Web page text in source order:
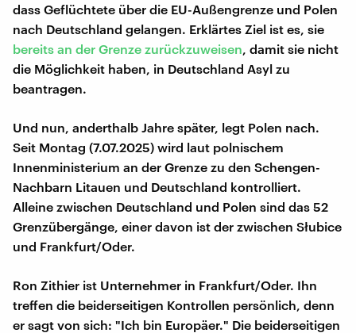
dass Geflüchtete über die EU-Außengrenze und Polen
nach Deutschland gelangen. Erklärtes Ziel ist es, sie
bereits an der Grenze zurückzuweisen , damit sie nicht
die Möglichkeit haben, in Deutschland Asyl zu
beantragen.
Und nun, anderthalb Jahre später, legt Polen nach.
Seit Montag (7.07.2025) wird laut polnischem
Innenministerium an der Grenze zu den Schengen-
Nachbarn Litauen und Deutschland kontrolliert.
Alleine zwischen Deutschland und Polen sind das 52
Grenzübergänge, einer davon ist der zwischen Słubice
und Frankfurt/Oder.
Ron Zithier ist Unternehmer in Frankfurt/Oder. Ihn
treffen die beiderseitigen Kontrollen persönlich, denn
er sagt von sich: "Ich bin Europäer." Die beiderseitigen